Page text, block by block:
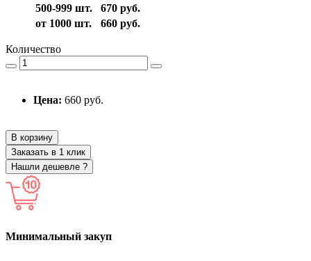
500-999 шт.
670 руб.
от 1000 шт.
660 руб.
Количество
Цена: 660 руб.
В корзину
Заказать в 1 клик
Нашли дешевле ?
Минимальный закуп